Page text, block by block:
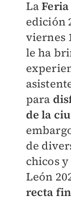
LaFeria
edición
viernes
le ha
para
de la
de
chicos
León
recta